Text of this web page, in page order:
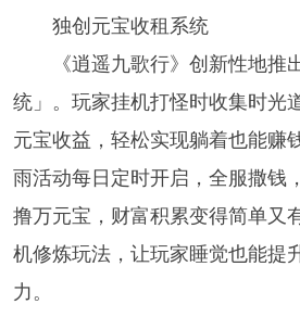
独创元宝收租系统
《逍遥九歌行》创新性地推
统」。玩家挂机打怪时收集时光
元宝收益，轻松实现躺着也能赚
雨活动每日定时开启，全服撒钱
撸万元宝，财富积累变得简单又
机修炼玩法，让玩家睡觉也能提
力。